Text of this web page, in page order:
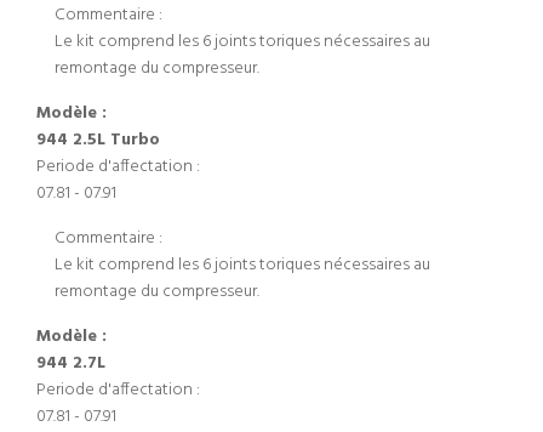
Commentaire :
Le kit comprend les 6 joints toriques nécessaires au
remontage du compresseur.
Modèle :
944 2.5L Turbo
Periode d'affectation :
07.81 - 07.91
Commentaire :
Le kit comprend les 6 joints toriques nécessaires au
remontage du compresseur.
Modèle :
944 2.7L
Periode d'affectation :
07.81 - 07.91